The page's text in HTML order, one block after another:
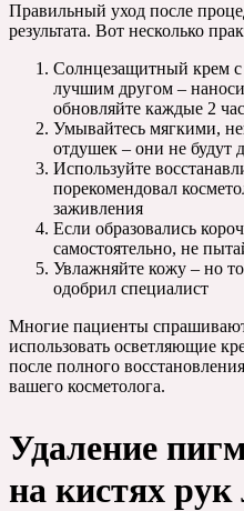
Правильный уход после
результата. Вот несколько
Солнцезащитный крем
лучшим другом –
обновляйте каждые 2
Умывайтесь мягкими,
отдушек – они не будут
Используйте
порекомендовал
заживления
Если образовались
самостоятельно, не
Увлажняйте кожу – но
одобрил специалист
Многие пациенты
использовать осветляющие
после полного
вашего косметолога.
Удаление
на кистях рук